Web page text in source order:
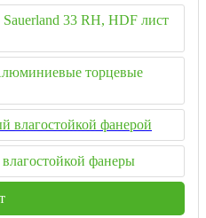
33 RH, HDF лист
торцевые
влагостойкой фанерой
фанеры